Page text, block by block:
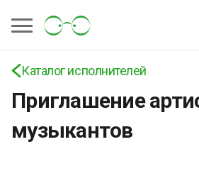
Каталог исполнителей
Приглашение
музыкантов